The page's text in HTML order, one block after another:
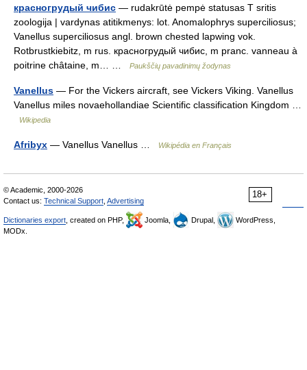
красногрудый чибис — rudakrūtė pempė statusas T sritis
zoologija | vardynas atitikmenys: lot. Anomalophrys superciliosus;
Vanellus superciliosus angl. brown chested lapwing vok.
Rotbrustkiebitz, m rus. красногрудый чибис, m pranc. vanneau à
poitrine châtaine, m… …
Paukščių pavadinimų žodynas
Vanellus — For the Vickers aircraft, see Vickers Viking. Vanellus
Vanellus miles novaehollandiae Scientific classification Kingdom …
Wikipedia
Afribyx — Vanellus Vanellus … Wikipédia en Français
18+
© Academic, 2000-2026
Contact us: Technical Support Advertising
Dictionaries export , created on PHP, Joomla, Drupal,
WordPress,
MODx.